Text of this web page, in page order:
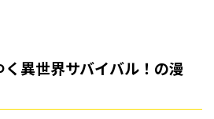
く異世界サバイバル！の漫